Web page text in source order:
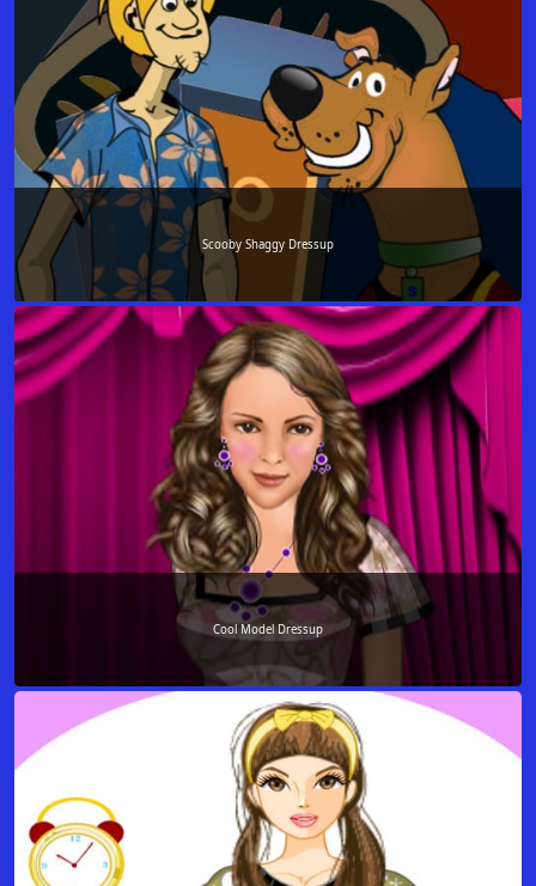
Scooby Shaggy Dressup
Cool Model Dressup